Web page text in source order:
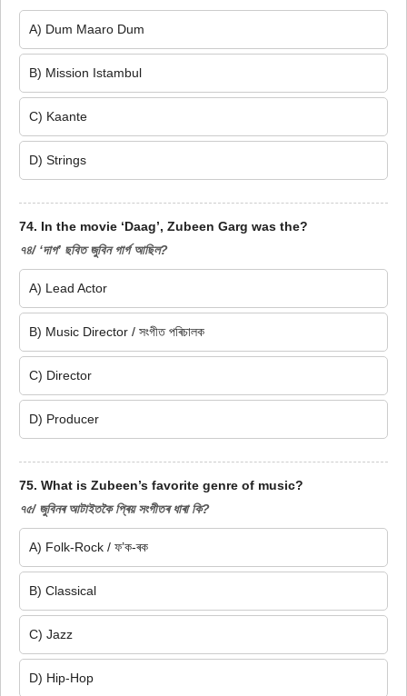
A) Dum Maaro Dum
B) Mission Istambul
C) Kaante
D) Strings
74. In the movie ‘Daag’, Zubeen Garg was the?
৭৪/ ‘দাগ’ ছবিত জুবিন গাৰ্গ আছিল?
A) Lead Actor
B) Music Director / সংগীত পৰিচালক
C) Director
D) Producer
75. What is Zubeen’s favorite genre of music?
৭৫/ জুবিনৰ আটাইতকৈ প্ৰিয় সংগীতৰ ধাৰা কি?
A) Folk-Rock / ফ’ক-ৰক
B) Classical
C) Jazz
D) Hip-Hop